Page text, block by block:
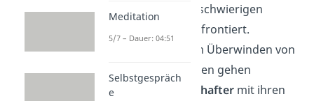
die Betroffenen mit schwierigen
Entscheidungen konfrontiert.
Besonders nach dem Überwinden von
finanziellen Problemen gehen
Menschen
gewissenhaftermit ihren
Meditation
5/7 – Dauer: 04:51
Selbstgespräch
e